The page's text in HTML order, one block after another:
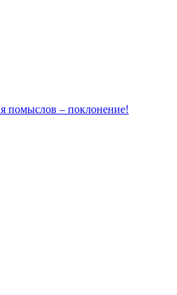
– поклонение!